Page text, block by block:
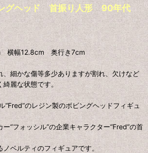
グヘッド 首振り人形 90年代
横幅12.8cm 奥行き7cm
細かな傷等多少ありますが割れ、欠けなど
麗な状態です。
“Fred”のレジン製のボビングヘッドフィギュ
“フォッシル”の企業キャラクター“Fred”の首
ベルティのフィギュアです。